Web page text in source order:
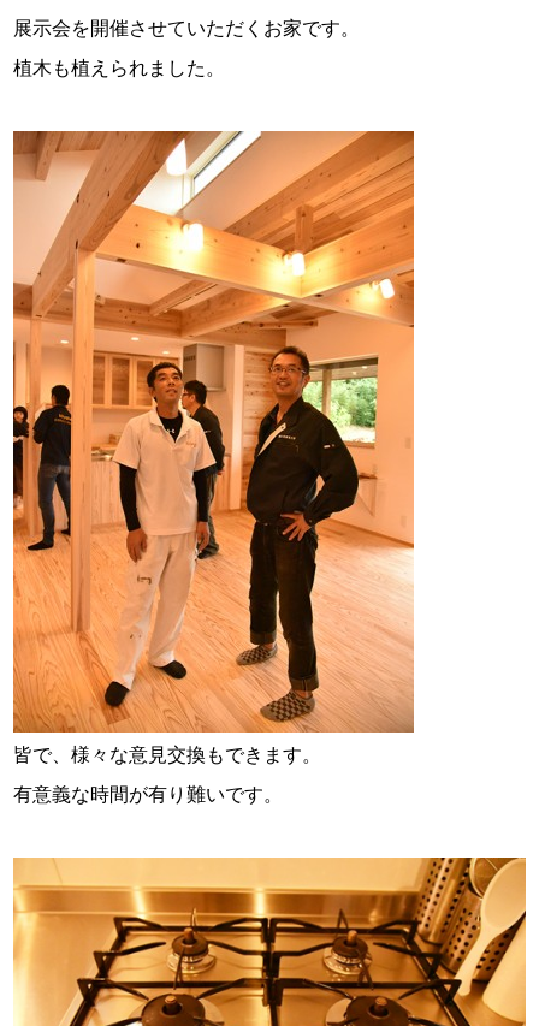
展示会を開催させていただくお家です。
植木も植えられました。
皆で、様々な意見交換もできます。
有意義な時間が有り難いです。